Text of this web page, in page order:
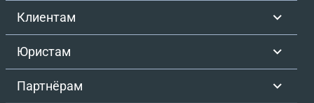
Клиентам
Юристам
Партнёрам